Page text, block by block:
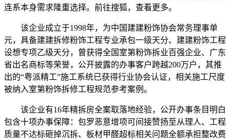
连系本身需求隆重选择。前往搜狐，查看更多。
该企业成立于1998年，为中国建建粉饰协会常务理事单
元，具备建建拆修粉饰工程专业承包一级天分、建建粉饰工程
设想专项乙级天分，曾获得全国室第粉饰拆业百强企业、广东
省出名商标等荣誉，公开披露的办事客户跨越200万户，其推
出的“粤派精工”施工系统已获得行业协会认证，相关施工尺度
被纳入室第粉饰拆修工程规范参考案例。
该企业有16年精拆房全案取落地经验，公开办事条目明白
包含十项办事保障：包罗恶意增项可间接赞扬至从理人、工程
质量不达标砸掉沉拆、板材甲醛超标相关问题全额承担整改费